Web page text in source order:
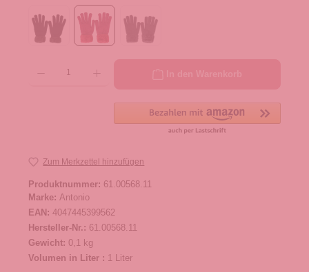
Zum Merkzettel hinzufügen
Produktnummer: 61.00568.11
Marke: Antonio
EAN: 4047445399562
Hersteller-Nr.: 61.00568.11
Gewicht: 0,1 kg
Volumen in Liter : 1 Liter